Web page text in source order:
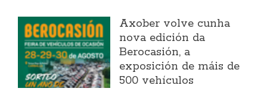
Axober volve cunha
nova edición da
Berocasión, a
exposición de máis de
500 vehículos